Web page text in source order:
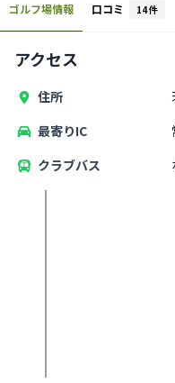
ゴルフ場情報 口コミ 14件
アクセス
住所
最寄りIC
クラブバス